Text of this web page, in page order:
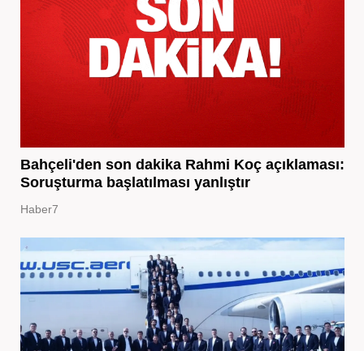
Bahçeli'den son dakika Rahmi Koç açıklaması:
Soruşturma başlatılması yanlıştır
Haber7